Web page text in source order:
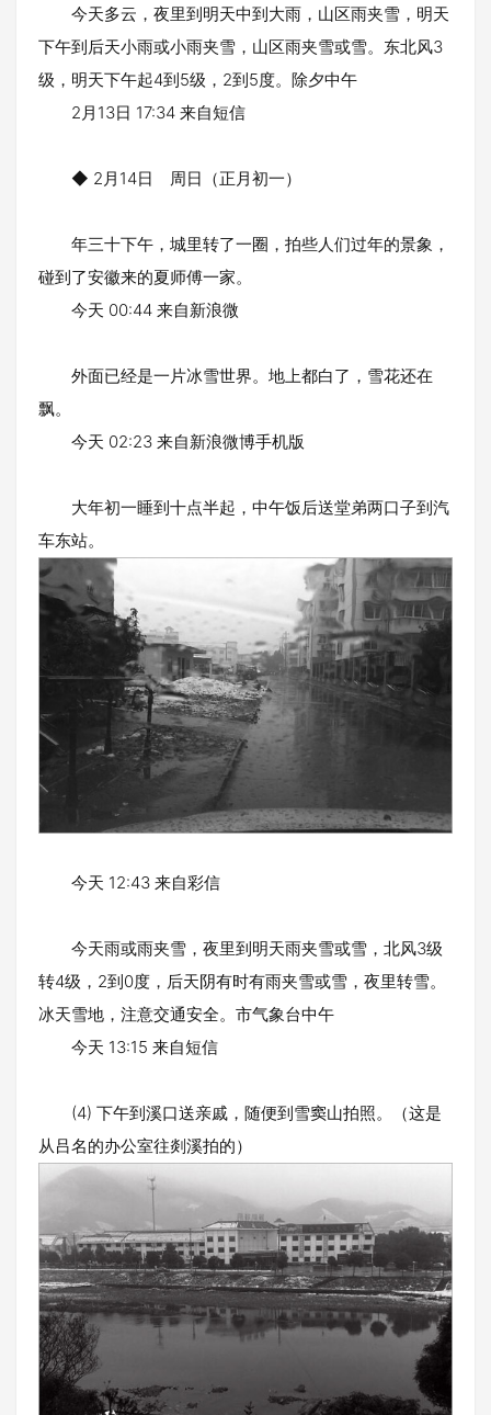
今天多云，夜里到明天中到大雨，山区雨夹雪，明天
下午到后天小雨或小雨夹雪，山区雨夹雪或雪。东北风3
级，明天下午起4到5级，2到5度。除夕中午
2月13日 17:34 来自短信
◆ 2月14日 周日（正月初一）
年三十下午，城里转了一圈，拍些人们过年的景象，
碰到了安徽来的夏师傅一家。
今天 00:44 来自新浪微
外面已经是一片冰雪世界。地上都白了，雪花还在
飘。
今天 02:23 来自新浪微博手机版
大年初一睡到十点半起，中午饭后送堂弟两口子到汽
车东站。
今天 12:43 来自彩信
今天雨或雨夹雪，夜里到明天雨夹雪或雪，北风3级
转4级，2到0度，后天阴有时有雨夹雪或雪，夜里转雪。
冰天雪地，注意交通安全。市气象台中午
今天 13:15 来自短信
(4) 下午到溪口送亲戚，随便到雪窦山拍照。（这是
从吕名的办公室往剡溪拍的）